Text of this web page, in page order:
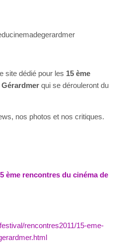
site dédié pour les 15 ème
qui se dérouleront du
nos photos et nos critiques.
ème rencontres du cinéma de
rencontres2011/15-eme-